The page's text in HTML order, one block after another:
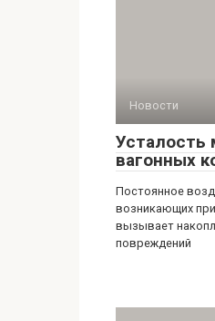
Новости
Усталость
вагонных
Постоянное
возникающих
вызывает
повреждений